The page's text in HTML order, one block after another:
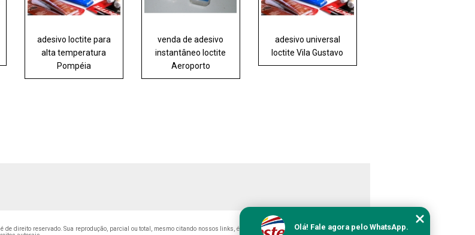
adesivo loctite para
alta temperatura
Pompéia
venda de adesivo
instantâneo loctite
Aeroporto
adesivo universal
loctite Vila Gustavo
é de direito reservado. Sua reprodução, parcial ou total, mesmo citando nossos links, é proibida sem a autorização do autor. Crime de
Olá! Fale agora pelo WhatsApp.